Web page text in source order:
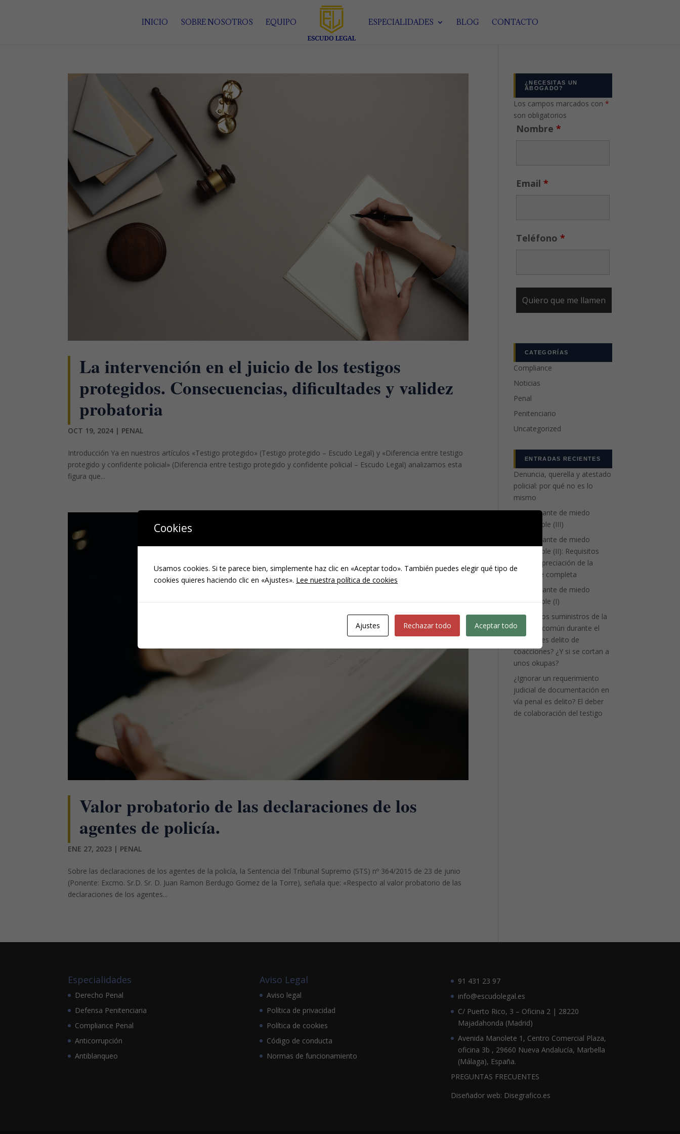
INICIO SOBRE NOSOTROS EQUIPO ESPECIALIDADES BLOG CONTACTO
La intervención en el juicio de los testigos
protegidos. Consecuencias, dificultades y validez
probatoria
OCT 19, 2024 | PENAL
Introducción Ya en nuestros artículos «Testigo protegido» (Testigo protegido – Escudo Legal) y «Diferencia entre testigo
protegido y confidente policial» (Diferencia entre testigo protegido y confidente policial – Escudo Legal) analizamos esta
figura que...
Valor probatorio de las declaraciones de los
agentes de policía.
ENE 27, 2023 | PENAL
Sobre las declaraciones de los agentes de la policía, la Sentencia del Tribunal Supremo (STS) nº 364/2015 de 23 de junio
(Ponente: Excmo. Sr.D. Sr. D. Juan Ramon Berdugo Gomez de la Torre), señala que: «Respecto al valor probatorio de las
declaraciones de los agentes...
¿NECESITAS UN
ABOGADO?
Los campos marcados con*
son obligatorios
Nombre*
Email*
Teléfono*
CATEGORÍAS
Compliance
Noticias
Penal
Penitenciario
Uncategorized
ENTRADAS RECIENTES
Denuncia, querella y atestado
policial: por qué no es lo
mismo
La atenuante de miedo
insuperable (III)
La atenuante de miedo
insuperable (II): Requisitos
para la apreciación de la
eximente completa
La atenuante de miedo
insuperable (I)
¿Cortar los suministros de la
vivienda común durante el
divorcio es delito de
coacciones? ¿Y si se cortan a
unos okupas?
¿Ignorar un requerimiento
judicial de documentación en
vía penal es delito? El deber
de colaboración del testigo
Especialidades
Derecho Penal
Defensa Penitenciaria
Compliance Penal
Anticorrupción
Antiblanqueo
Aviso Legal
Aviso legal
Política de privacidad
Política de cookies
Código de conducta
Normas de funcionamiento
91 431 23 97
info@escudolegal.es
C/ Puerto Rico, 3 – Oficina 2 | 28220
Majadahonda (Madrid)
Avenida Manolete 1, Centro Comercial Plaza,
oficina 3b , 29660 Nueva Andalucía, Marbella
(Málaga), España.
PREGUNTAS FRECUENTES
Diseñador web: Disegrafico.es
Cookies
Usamos cookies. Si te parece bien, simplemente haz clic en «Aceptar todo». También puedes elegir qué tipo de
cookies quieres haciendo clic en «Ajustes». Lee nuestra política de cookies
Ajustes Rechazar todo Aceptar todo